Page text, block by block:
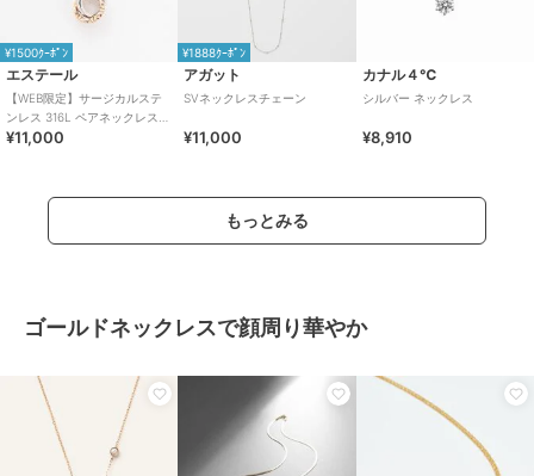
¥1500ｸｰﾎﾟﾝ
エステール
【WEB限定】サージカルステ
ンレス 316L ペアネックレス
（レディース）
¥11,000
¥1888ｸｰﾎﾟﾝ
アガット
SVネックレスチェーン
¥11,000
カナル４℃
シルバー ネックレス
¥8,910
もっとみる
ゴールドネックレスで顔周り華やか